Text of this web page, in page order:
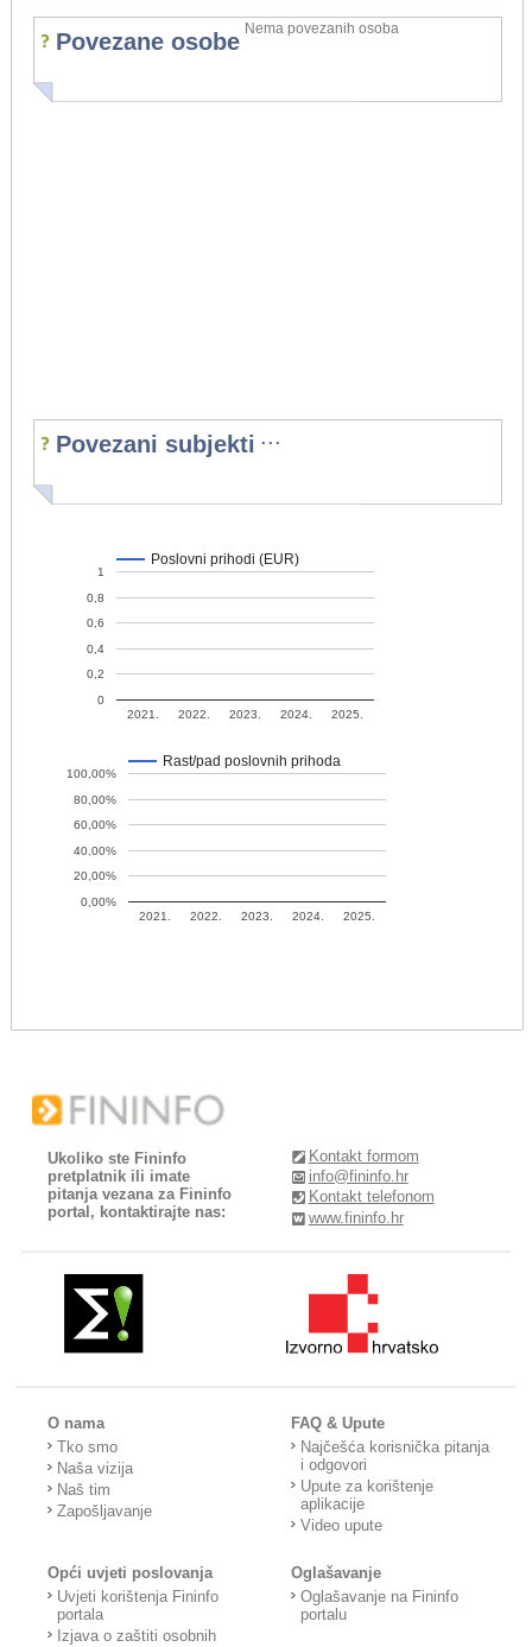
Povezane osobe Nema povezanih osoba
Povezani subjekti ...
Poslovni prihodi (EUR)
2021. 2022. 2023. 2024. 2025.
0
0,2
0,4
0,6
0,8
1
Rast/pad poslovnih prihoda
2021. 2022. 2023. 2024. 2025.
0,00%
20,00%
40,00%
60,00%
80,00%
100,00%
Ukoliko ste Fininfo
pretplatnik ili imate
pitanja vezana za Fininfo
portal, kontaktirajte nas:
Kontakt formom
info@fininfo.hr
Kontakt telefonom
www.fininfo.hr
O nama
Tko smo
Naša vizija
Naš tim
Zapošljavanje
FAQ & Upute
Najčešća korisnička pitanja
i odgovori
Upute za korištenje
aplikacije
Video upute
Opći uvjeti poslovanja
Uvjeti korištenja Fininfo
portala
Izjava o zaštiti osobnih
Oglašavanje
Oglašavanje na Fininfo
portalu